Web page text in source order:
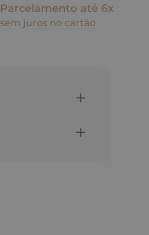
Parcelamento até 6x
sem juros no cartão